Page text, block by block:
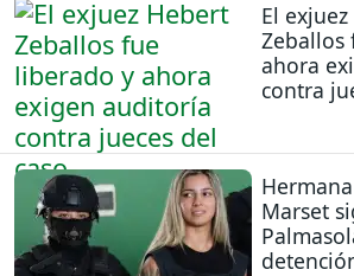
El
Zeballos
ahora
contra
Marset